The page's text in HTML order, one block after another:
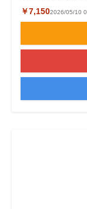
￥7,1502026/05/10